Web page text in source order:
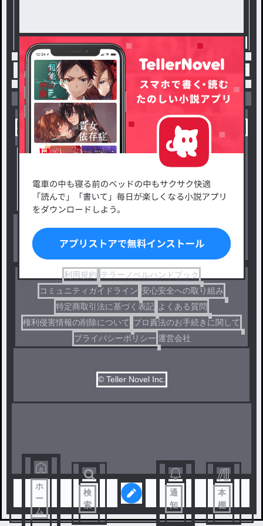
トップ ファンタジー 崖っぷち探偵と謎の少女と
小説を探す
新着小説一覧
小説コンテスト応募・公募
出版・メディアミックス作品
ジャンルから探す
恋愛・ロマンス
ファンタジー・異世界・SF
ホラー・ミステリー
コメディ
利用規約 テラーノベルハンドブック
コミュニティガイドライン 安心安全への取り組み
特定商取引法に基づく表記 よくある質問
権利侵害情報の削除について プロ責法のお手続きに関して
プライバシーポリシー 運営会社
© Teller Novel Inc.
ホ
ー
ム
検
索
通
知
本
棚